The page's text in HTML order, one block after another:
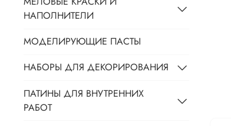
НАПОЛНИТЕЛИ
МОДЕЛИРУЮЩИЕ ПАСТЫ
НАБОРЫ ДЛЯ ДЕКОРИРОВАНИЯ
ПАТИНЫ ДЛЯ ВНУТРЕННИХ
РАБОТ